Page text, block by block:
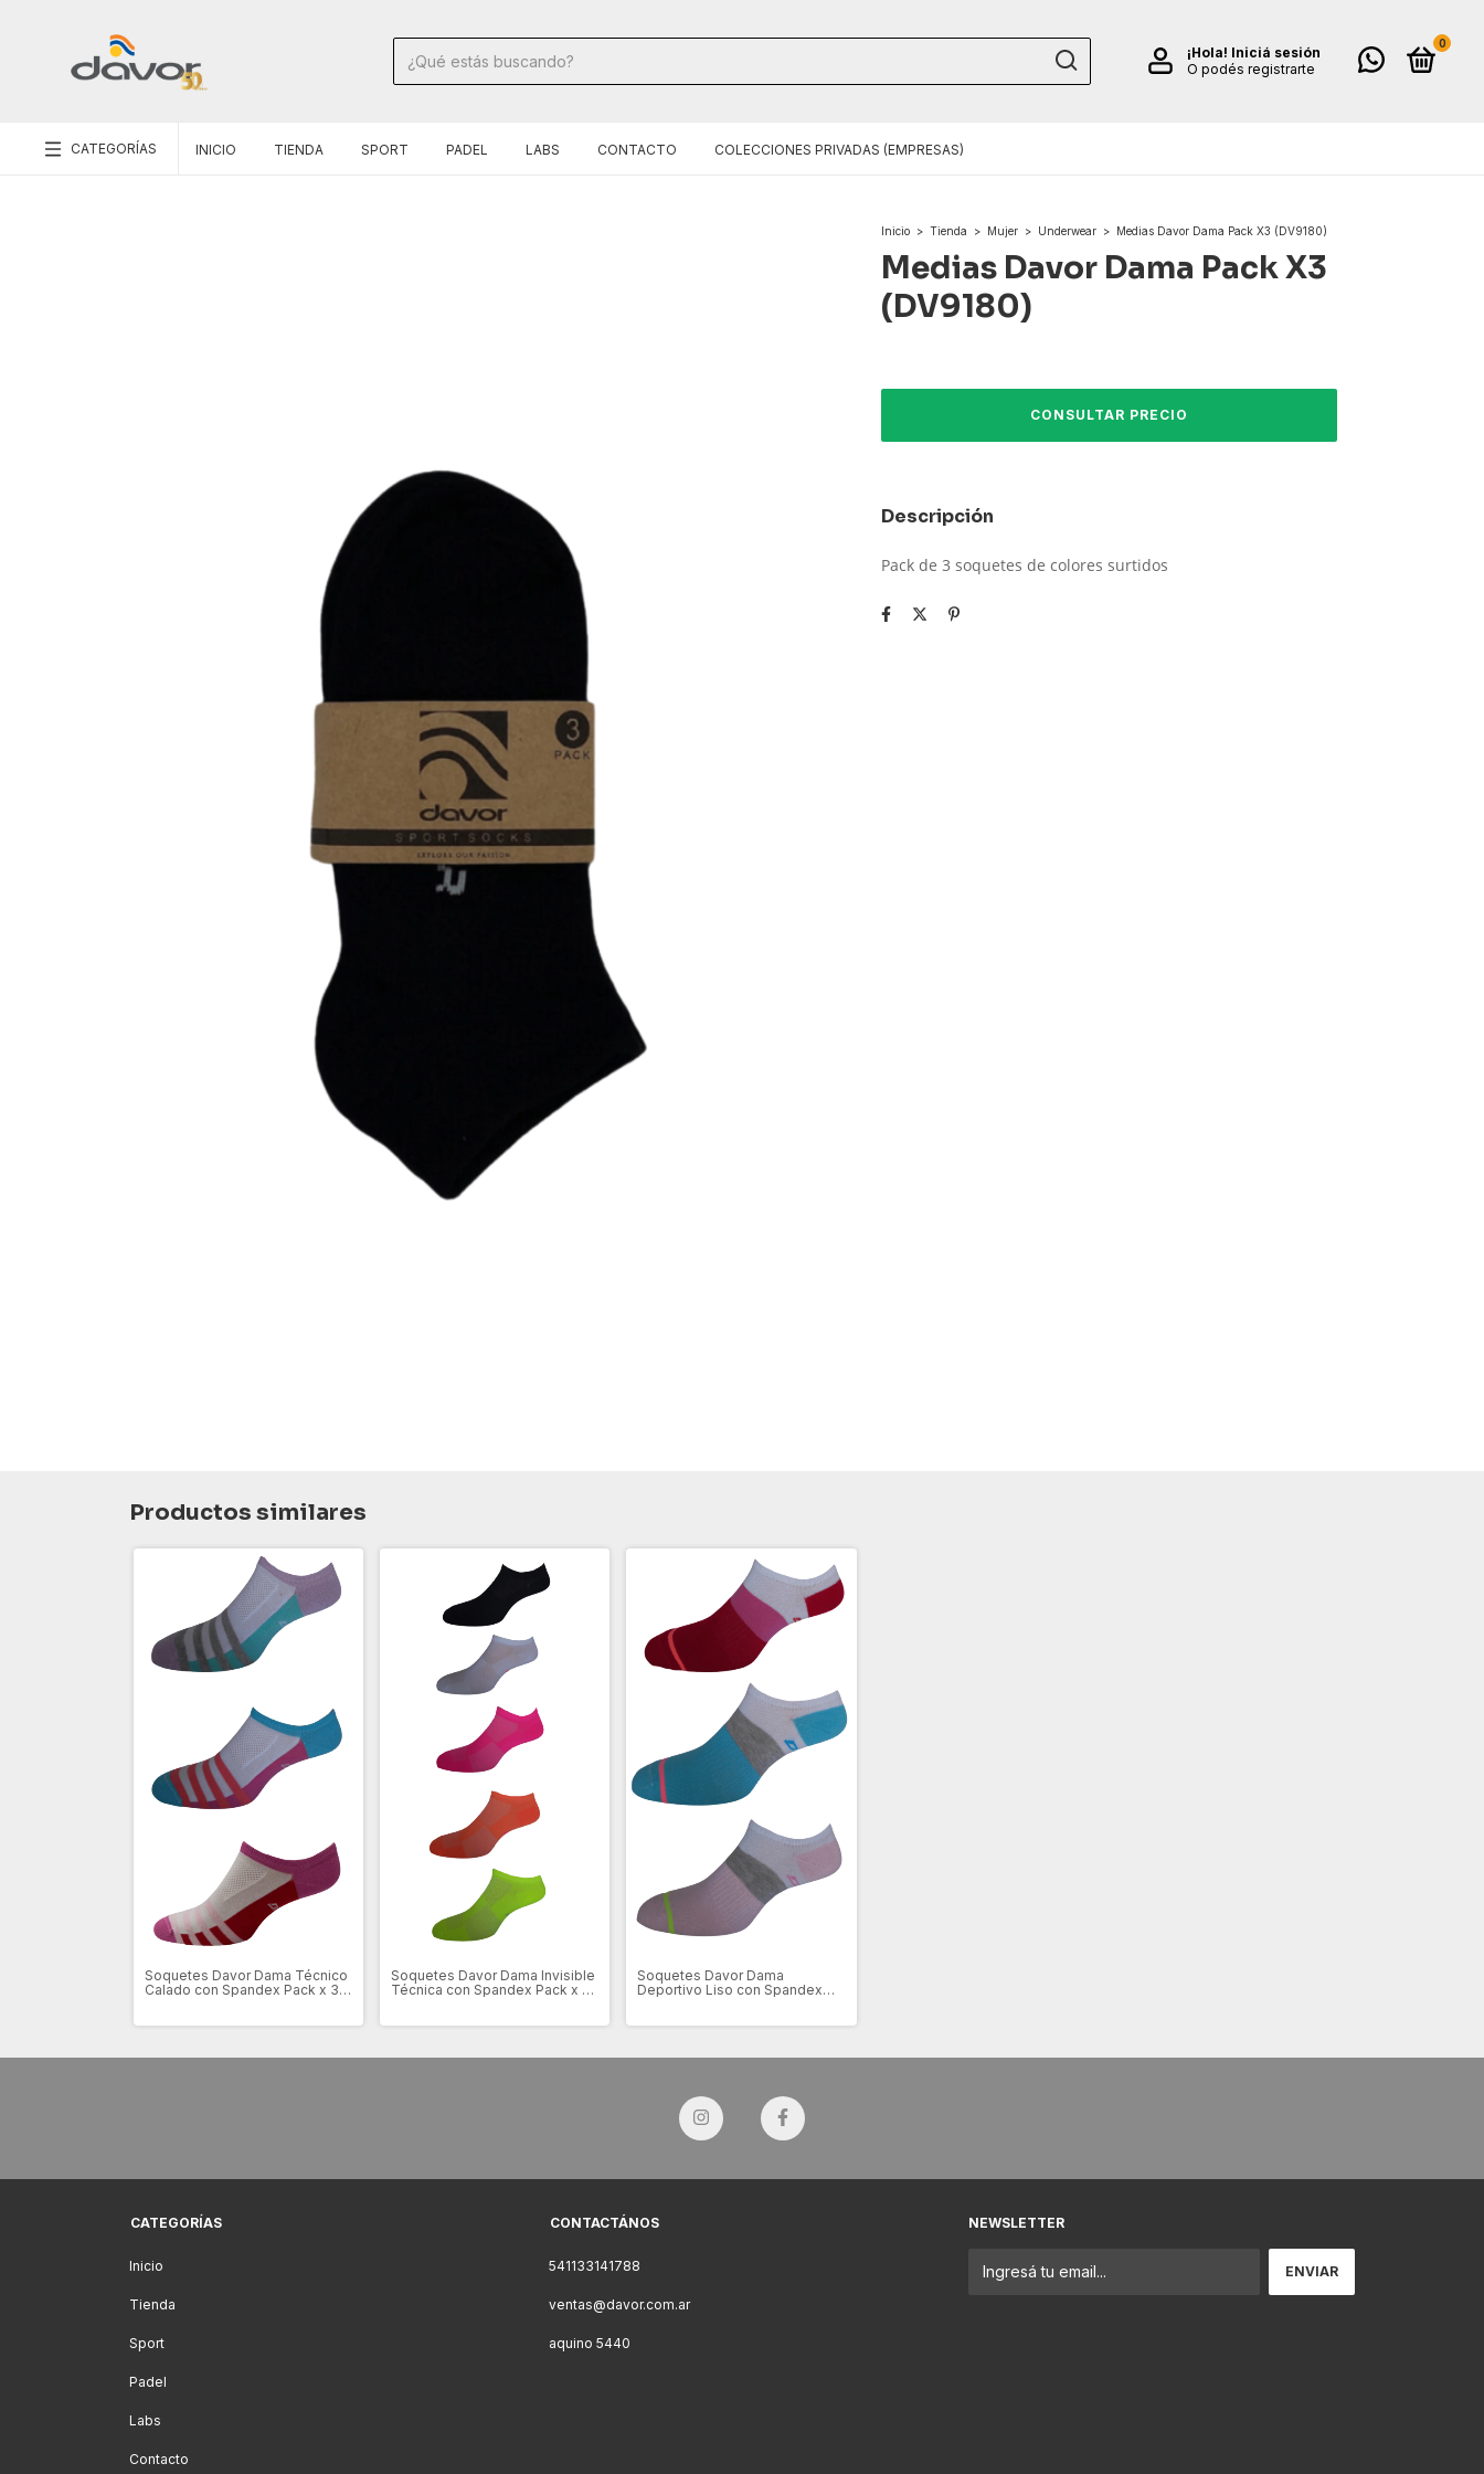
¡Hola! Iniciá sesión
O podés registrarte
0
CATEGORÍAS INICIO TIENDA SPORT PADEL LABS CONTACTO COLECCIONES PRIVADAS (EMPRESAS)
Inicio > Tienda > Mujer > Underwear > Medias Davor Dama Pack X3 (DV9180)
Medias Davor Dama Pack X3
(DV9180)
Descripción
Pack de 3 soquetes de colores surtidos
Productos similares
Soquetes Davor Dama Técnico
Calado con Spandex Pack x 3
Soquetes Davor Dama Invisible
Técnica con Spandex Pack x 3
Soquetes Davor Dama
Deportivo Liso con Spandex
CATEGORÍAS
Inicio
Tienda
Sport
Padel
Labs
Contacto
CONTACTÁNOS
541133141788
ventas@davor.com.ar
aquino 5440
NEWSLETTER